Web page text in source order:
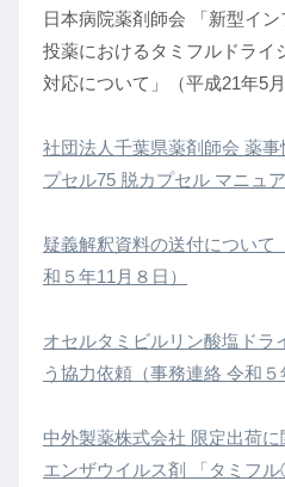
日本病院薬剤師会 「新型イ
投薬におけるタミフルドライ
対応について」（平成21年5月
社団法人千葉県薬剤師会 薬
プセル75 脱カプセル マニュ
疑義解釈資料の送付について
和５年11月８日）
オセルタミビルリン酸塩ドラ
う協力依頼（事務連絡 令和５
中外製薬株式会社 限定出荷
エンザウイルス剤 「タミフ